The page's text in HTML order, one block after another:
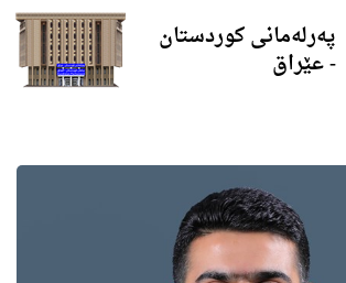
پەرلەمانی کوردستان
- عێراق